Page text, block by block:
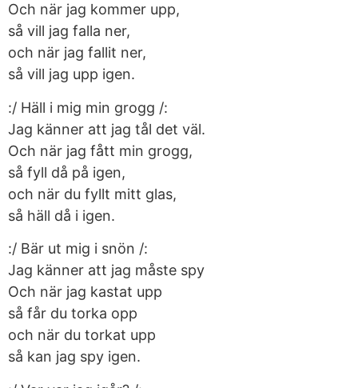
Och när jag kommer upp,
så vill jag falla ner,
och när jag fallit ner,
så vill jag upp igen.
:/ Häll i mig min grogg /:
Jag känner att jag tål det väl.
Och när jag fått min grogg,
så fyll då på igen,
och när du fyllt mitt glas,
så häll då i igen.
:/ Bär ut mig i snön /:
Jag känner att jag måste spy
Och när jag kastat upp
så får du torka opp
och när du torkat upp
så kan jag spy igen.